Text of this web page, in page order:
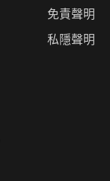
免責聲明
私隱聲明